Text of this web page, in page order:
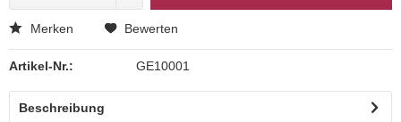
Merken Bewerten
Artikel-Nr.: GE10001
Beschreibung